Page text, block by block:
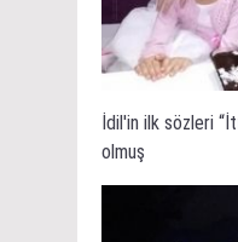
İdil'in ilk sözleri
olmuş